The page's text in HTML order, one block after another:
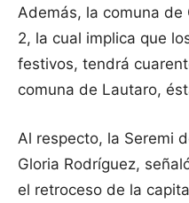
Además, la comuna
2, la cual implica que
festivos, tendrá
comuna de Lautaro,
Al respecto, la Seremi
Gloria Rodríguez,
el retroceso de la